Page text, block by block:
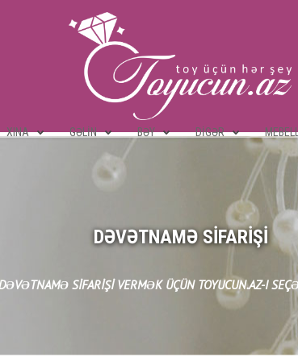
XINA GƏLIN BƏY DIGƏR
DƏVƏTNAMƏ SIFARIŞI
SIFARIŞI VERMƏK ÜÇÜN TOYUCUN.AZ-I